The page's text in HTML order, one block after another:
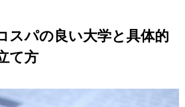
スパの良い大学と具体的
て方